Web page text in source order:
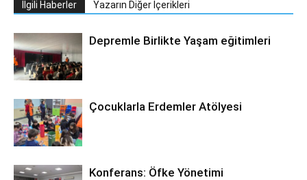
İlgili Haberler Yazarın Diğer İçerikleri
Depremle Birlikte Yaşam eğitimleri
Çocuklarla Erdemler Atölyesi
Konferans: Öfke Yönetimi